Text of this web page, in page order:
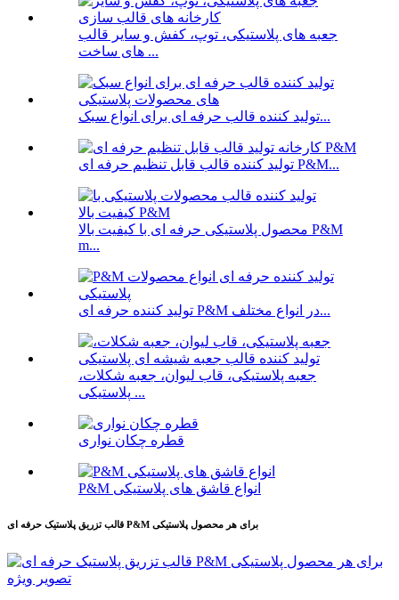
جعبه های پلاستیکی، توپ، کفش و سایر قالب
های ساخت ...
تولید کننده قالب حرفه ای برای انواع سبک...
تولید کننده قالب قابل تنظیم حرفه ای P&M...
محصول پلاستیکی حرفه ای با کیفیت بالا P&M
m...
تولید کننده حرفه ای P&M در انواع مختلف...
جعبه پلاستیکی، قاب لیوان، جعبه شکلات،
پلاستیکی ...
قطره چکان نواری
P&M انواع قاشق های پلاستیکی
قالب تزریق پلاستیک حرفه ای P&M برای هر محصول پلاستیکی